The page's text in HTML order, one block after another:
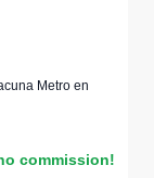
Metro en
commission!